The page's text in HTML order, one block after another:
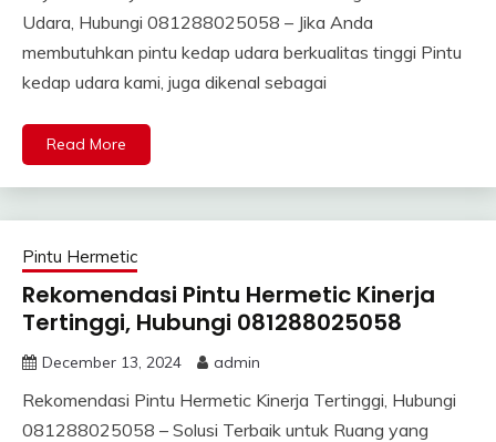
Udara, Hubungi 081288025058 – Jika Anda
membutuhkan pintu kedap udara berkualitas tinggi Pintu
kedap udara kami, juga dikenal sebagai
Read More
Pintu Hermetic
Rekomendasi Pintu Hermetic Kinerja
Tertinggi, Hubungi 081288025058
December 13, 2024 admin
Rekomendasi Pintu Hermetic Kinerja Tertinggi, Hubungi
081288025058 – Solusi Terbaik untuk Ruang yang